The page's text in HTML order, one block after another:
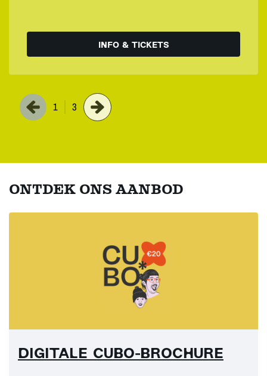
INFO & TICKETS
1 3
ONTDEK ONS AANBOD
DIGITALE CUBO-BROCHURE